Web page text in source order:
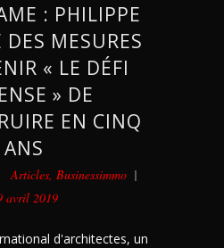
: PHILIPPE
MESURES
« LE DÉFI
» DE
EN CINQ
ANS
Articles, Businessimmo
avril 2019
d'architectes, un